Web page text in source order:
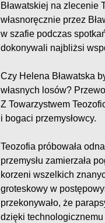
Bławatskiej na zlecenie
własnoręcznie przez
w szafie podczas
dokonywali najbliżsi
Czy Helena Bławatska
własnych losów?
Z Towarzystwem
i bogaci przemysłowcy.
Teozofia próbowała
przemysłu zamierzała
korzeni wszelkich
groteskowy w
przekonywało, że
dzięki technologicznemu